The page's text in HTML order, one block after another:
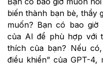
biến thành bạn bè, thầy
muốn? Bạn có bao giờ
của AI để phù hợp với
thích của bạn? Nếu
điều khiển” của GPT-